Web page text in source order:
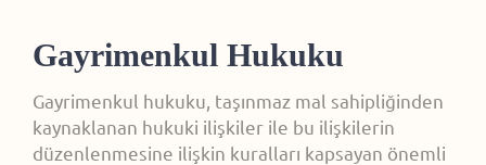
Gayrimenkul Hukuku
Gayrimenkul hukuku, taşınmaz mal sahipliğinden
kaynaklanan hukuki ilişkiler ile bu ilişkilerin
düzenlenmesine ilişkin kuralları kapsayan önemli